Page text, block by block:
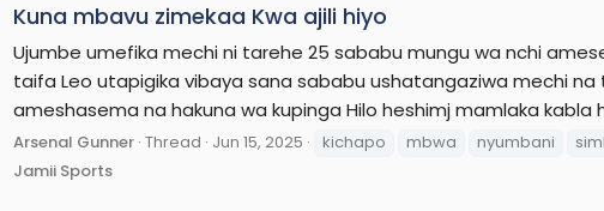
Kuna mbavu zimekaa Kwa ajili hiyo
Ujumbe umefika mechi ni tarehe 25 sababu mungu wa nchi
taifa Leo utapigika vibaya sana sababu ushatangaziwa mechi
ameshasema na hakuna wa kupinga Hilo heshimj mamlaka kabla
Arsenal Gunner Thread Jun 15, 2025 kichapo mbwa nyumbani
Jamii Sports